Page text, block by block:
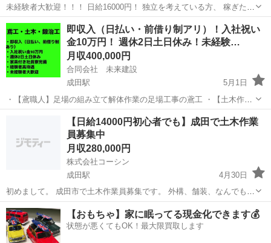
未経験者大歓迎！！！ 日給16000円！ 独立を考えている方、 稼ぎたい
必見！！！！！ 基本的に現場への直行直帰となります。 突然ですが以
下の方は当社に適性があります！ ・将来独立を考えている方 ・今から
手に職...
千葉 成田市 成田駅 その他 未経験
即収入（日払い・前借り制アリ）！入社祝い
金10万円！ 週休2日土日休み！未経験…
月収400,000円
合同会社 未来建設
成田駅
5月1日
・【鳶職人】足場の組み立て解体作業の足場工事の鳶工 ・【土木作業
員】公共事業や舗装などの一般土木工事 ・【鍛冶工・溶接工】プラン
ト内での溶接などの鍛冶職人、鍛冶屋（アーク溶接、ガス溶接などの
資格者大歓迎） ※鳶工か土木作業...
成田駅 土木 未経験
【日給14000円初心者でも】成田で土木作業
員募集中
月収280,000円
株式会社コーシン
成田駅
4月30日
初めまして。 成田市で土木作業員募集です。 外構、舗装、なんでもや
る感じです！ 気になった方コメントよろしくお願いします！ 働きやす
いと思います。
千葉 成田市 成田駅 土木 土木作業員
【おもちゃ】家に眠ってる現金化できます💰
状態が悪くてもOK！最大限買取します